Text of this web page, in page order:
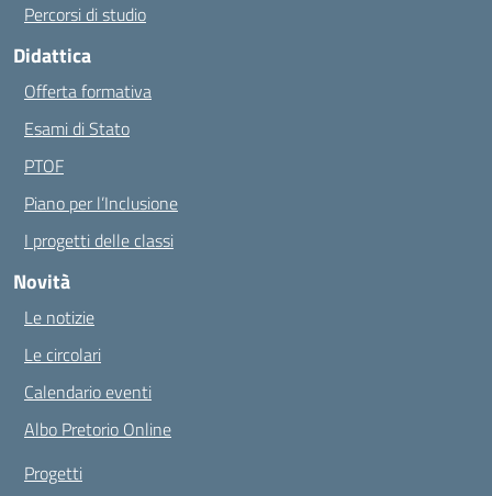
Percorsi di studio
Didattica
Offerta formativa
Esami di Stato
PTOF
Piano per l’Inclusione
I progetti delle classi
Novità
Le notizie
Le circolari
Calendario eventi
Albo Pretorio Online
Progetti